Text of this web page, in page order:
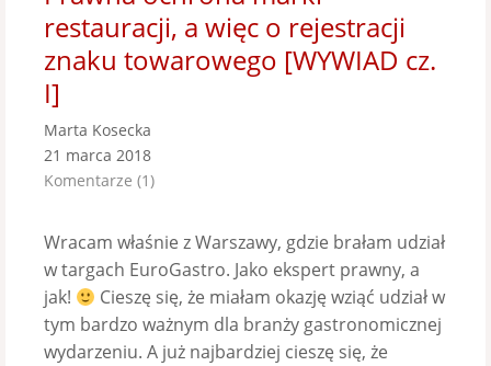
restauracji, a więc o rejestracji
znaku towarowego [WYWIAD cz.
I]
Marta Kosecka
21 marca 2018
Komentarze (1)
Wracam właśnie z Warszawy, gdzie brałam udział
w targach EuroGastro. Jako ekspert prawny, a
jak!
Cieszę się, że miałam okazję wziąć udział w
tym bardzo ważnym dla branży gastronomicznej
wydarzeniu. A już najbardziej cieszę się, że